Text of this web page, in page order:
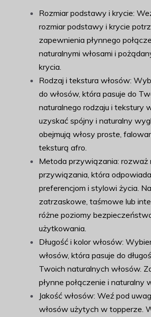
Rozmiar podstawy i krycie:
rozmiar podstawy i krycie
zapewnienia płynnego
naturalnymi włosami i
krycia.
Rodzaj i tekstura włosów:
do włosów, która pasuje do
naturalnego rodzaju i tekstury
uzyskać spójny i naturalny
obejmują włosy proste,
teksturą afro.
Metoda przywiązania: rozważ
przywiązania, która
preferencjom i stylowi życia.
zatrzaskowe, taśmowe lub
różne poziomy
użytkowania.
Długość i kolor włosów:
włosów, która pasuje do
Twoich naturalnych włosów.
płynne połączenie i naturalny
Jakość włosów: Weź pod
włosów użytych w topperze.